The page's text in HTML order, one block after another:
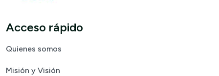
Acceso rápido
Quienes somos
Misión y Visión